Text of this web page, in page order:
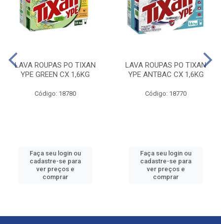
LAVA ROUPAS PO TIXAN
YPE GREEN CX 1,6KG
Código: 18780
Faça seu login ou
cadastre-se para
ver preços e
comprar
LAVA ROUPAS PO TIXAN
YPE ANTBAC CX 1,6KG
Código: 18770
Faça seu login ou
cadastre-se para
ver preços e
comprar